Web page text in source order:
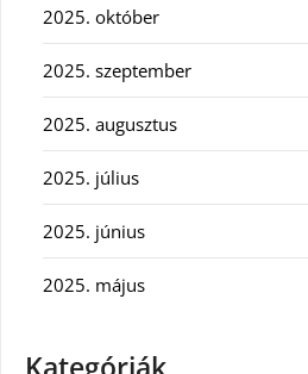
2025. október
2025. szeptember
2025. augusztus
2025. július
2025. június
2025. május